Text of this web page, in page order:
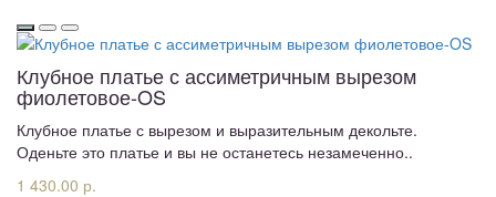
Клубное платье с ассиметричным вырезом
фиолетовое-OS
Клубное платье с вырезом и выразительным декольте.
Оденьте это платье и вы не останетесь незамеченно..
1 430.00 р.